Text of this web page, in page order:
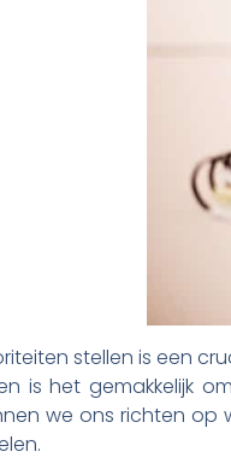
stellen is een
is het gemakkelijk
we ons richten op